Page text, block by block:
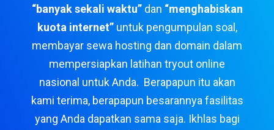
“banyak sekali waktu”dan “menghabiskan
kuota internet”untuk pengumpulan soal,
membayar sewa hosting dan domain dalam
mempersiapkan latihan tryout online
nasional untuk Anda. Berapapun itu akan
kami terima, berapapun besarannya fasilitas
yang Anda dapatkan sama saja. Ikhlas bagi